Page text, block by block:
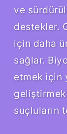
ve
destekler.
için daha
sağlar.
etmek için
geliştirmek
suçluların